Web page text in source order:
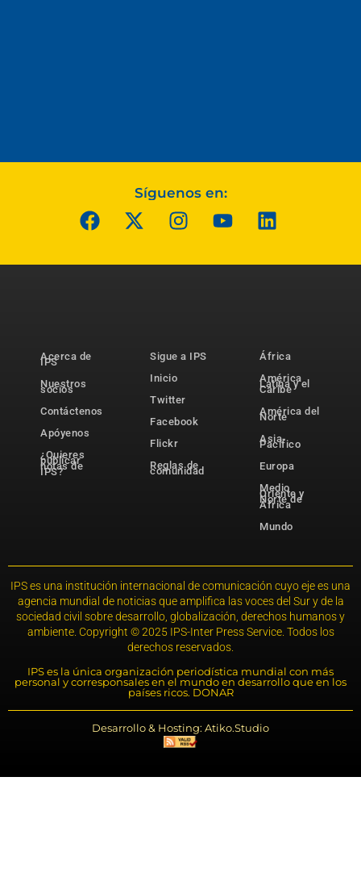
Síguenos en:
Acerca de
IPS
Nuestros
socios
Contáctenos
Apóyenos
¿Quieres
publicar
notas de
IPS?
Sigue a IPS
Inicio
Twitter
Facebook
Flickr
Reglas de
comunidad
África
América
Latina y el
Caribe
América del
Norte
Asia-
Pacífico
Europa
Medio
Oriente y
Norte de
África
Mundo
IPS es una institución internacional de comunicación cuyo eje es una
agencia mundial de noticias que amplifica las voces del Sur y de la
sociedad civil sobre desarrollo, globalización, derechos humanos y
ambiente. Copyright © 2025 IPS-Inter Press Service. Todos los
derechos reservados.
IPS es la única organización periodística mundial con más
personal y corresponsales en el mundo en desarrollo que en los
países ricos. DONAR
Desarrollo & Hosting: Atiko.Studio